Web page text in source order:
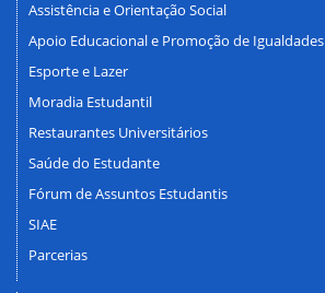
Assistência e Orientação Social
Apoio Educacional e Promoção de Igualdades
Esporte e Lazer
Moradia Estudantil
Restaurantes Universitários
Saúde do Estudante
Fórum de Assuntos Estudantis
SIAE
Parcerias